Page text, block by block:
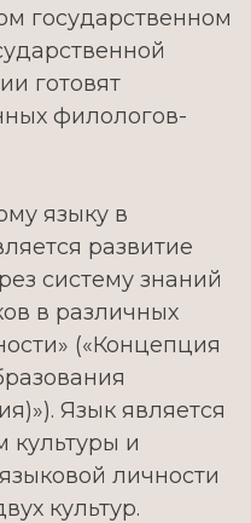
государственном
готовят
филологов-
языку в
развитие
систему знаний
в различных
(«Концепция
Язык является
культуры и
личности
культур.